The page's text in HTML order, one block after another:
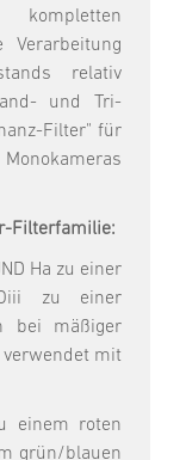
relativ
und Tri-
Filter" für
Filterfamilie:
Ha zu einer
zu einer
bei mäßiger
mit
einem roten
grün/blauen